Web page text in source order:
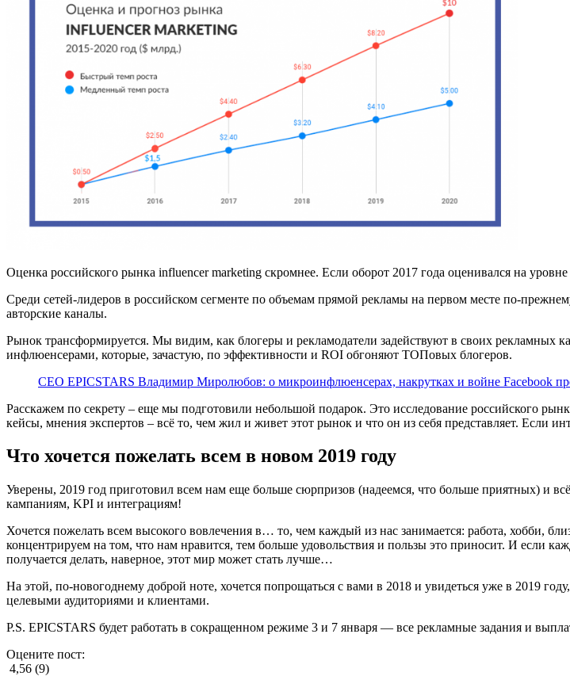
Оценка российского рынка influencer marketing скромнее. Если оборот 2017 года оценивался на
Среди сетей-лидеров в российском сегменте по объемам прямой рекламы на первом месте по-
авторские каналы.
Рынок трансформируется. Мы видим, как блогеры и рекламодатели задействуют в своих
инфлюенсерами, которые, зачастую, по эффективности и ROI обгоняют ТОПовых блогеров.
CEO EPICSTARS Владимир Миролюбов: о микроинфлюенсерах, накрутках и войне Facebook
Расскажем по секрету – еще мы подготовили небольшой подарок. Это исследование российского
кейсы, мнения экспертов – всё то, чем жил и живет этот рынок и что он из себя представляет. Если
Что хочется пожелать всем в новом 2019 году
Уверены, 2019 год приготовил всем нам еще больше сюрпризов (надеемся, что больше приятных) и
кампаниям, KPI и интеграциям!
Хочется пожелать всем высокого вовлечения в… то, чем каждый из нас занимается: работа, хобби,
концентрируем на том, что нам нравится, тем больше удовольствия и пользы это приносит. И если
получается делать, наверное, этот мир может стать лучше…
На этой, по-новогоднему доброй ноте, хочется попрощаться с вами в 2018 и увидеться уже в 2019
целевыми аудиториями и клиентами.
P.S. EPICSTARS будет работать в сокращенном режиме 3 и 7 января — все рекламные задания и
Оцените пост:
4,56 (9)